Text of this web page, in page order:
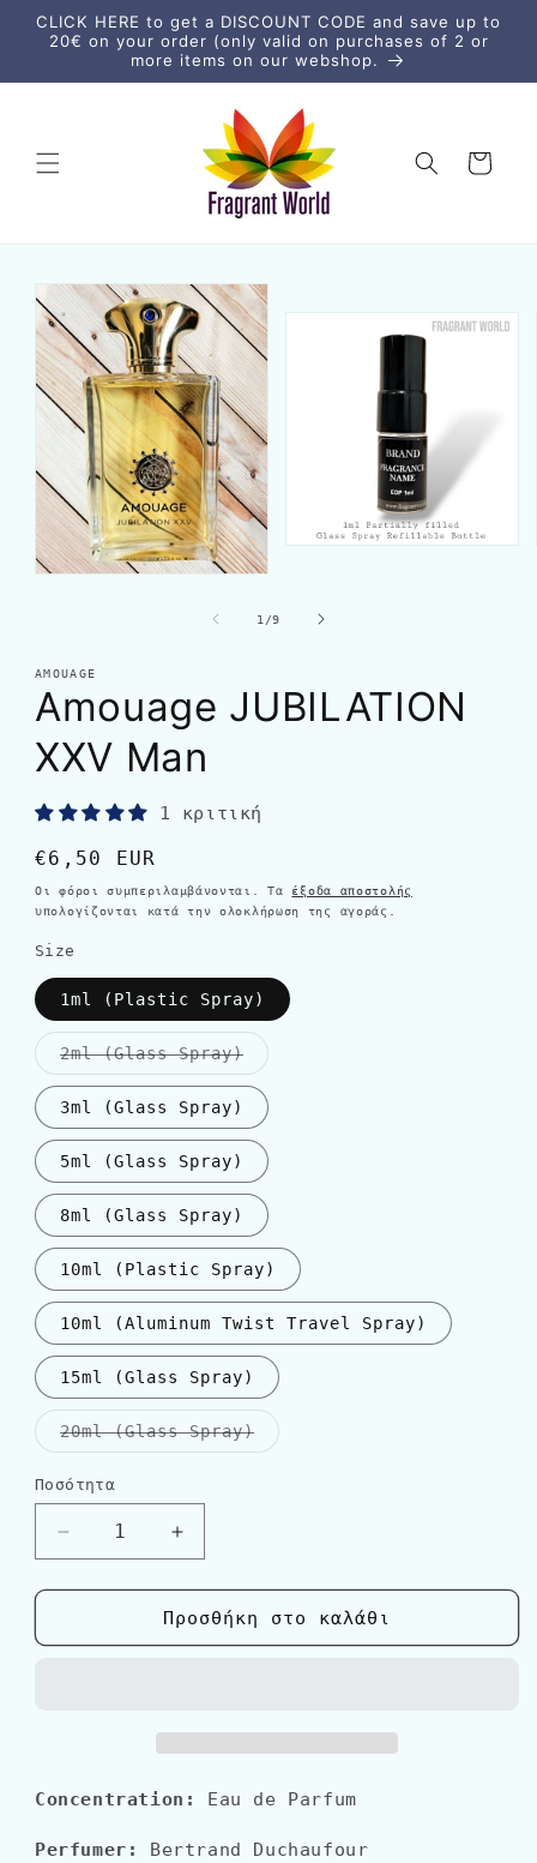
μετάβαση
περιεχόμενο
CLICK HERE to get a DISCOUNT CODE and save up to
20€ on your order (only valid on purchases of 2 or
more items on our webshop.
Καλάθι
στις
πληροφορίες
προϊόντος
1 /από
9
AMOUAGE
Amouage JUBILATION
XXV Man
1 κριτική
Κανονική
τιμή
€6,50 EUR
Οι φόροι συμπεριλαμβάνονται. Τα έξοδα αποστολής
υπολογίζονται κατά την ολοκλήρωση της αγοράς.
Size
1ml (Plastic Spray)
2ml (Glass Spray)Η
παραλλαγή
εξαντλήθηκε
δεν
είναι
διαθέσιμη
3ml (Glass Spray)
5ml (Glass Spray)
8ml (Glass Spray)
10ml (Plastic Spray)
10ml (Aluminum Twist Travel Spray)
15ml (Glass Spray)
20ml (Glass Spray)Η
παραλλαγή
Ποσότητα
Ποσότητα
Μείωση
ποσότητας
για
JUBILATION
Αύξηση
ποσότητας
για
Amouage
JUBILATION
Προσθήκη στο καλάθι
Concentration: Eau de Parfum
Perfumer: Bertrand Duchaufour